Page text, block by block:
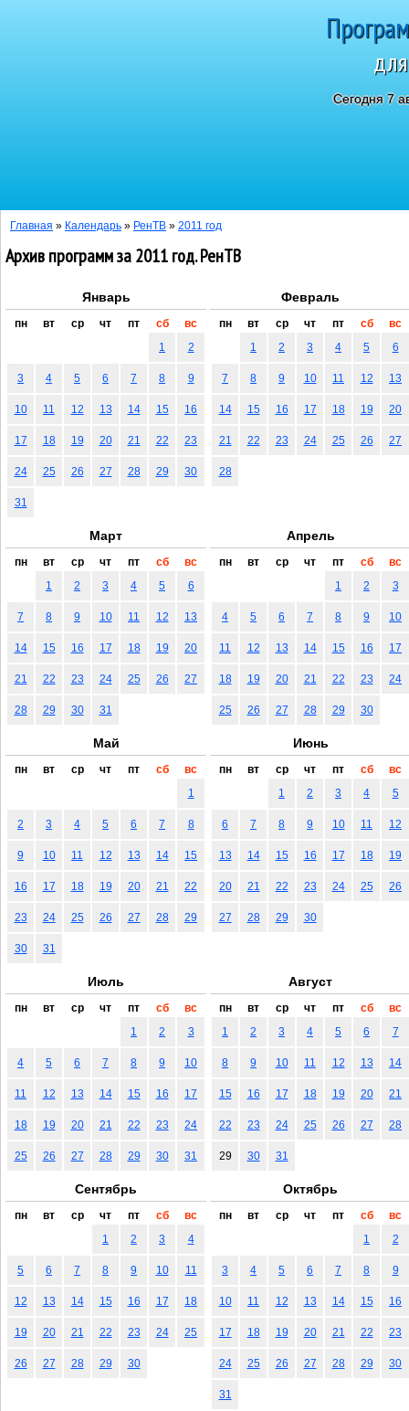
Сегодня 7
Главная » Календарь » РенТВ » 2011 год
Архив программ за 2011 год. РенТВ
Январь
пн вт ср чт пт сб
вс
1
2
3 4 5 6 7 8 9
10 11 12 13 14 15 16
17 18 19 20 21 22 23
24 25 26 27 28 29 30
31
Февраль
пн вт ср чт пт сб
вс
1
2 3 4 5 6
7 8 9 10 11 12 13
14 15 16 17 18 19 20
21 22 23 24 25 26 27
28
Март
пн вт ср чт пт сб
вс
1
2 3 4 5 6
7 8 9 10 11 12 13
14 15 16 17 18 19 20
21 22 23 24 25 26 27
28 29 30 31
Апрель
пн вт ср чт пт сб
вс
1
2 3
4 5 6 7 8 9 10
11 12 13 14 15 16 17
18 19 20 21 22 23 24
25 26 27 28 29 30
Май
пн вт ср чт пт сб
вс
1
2 3 4 5 6 7 8
9 10 11 12 13 14 15
16 17 18 19 20 21 22
23 24 25 26 27 28 29
30 31
Июнь
пн вт ср чт пт сб
вс
1
2 3 4 5
6 7 8 9 10 11 12
13 14 15 16 17 18 19
20 21 22 23 24 25 26
27 28 29 30
Июль
пн вт ср чт пт сб
вс
1
2 3
4 5 6 7 8 9 10
11 12 13 14 15 16 17
18 19 20 21 22 23 24
25 26 27 28 29 30 31
Август
пн вт ср чт пт сб
вс
1
2 3 4 5 6 7
8 9 10 11 12 13 14
15 16 17 18 19 20 21
22 23 24 25 26 27 28
29 30 31
Сентябрь
пн вт ср чт пт сб
вс
1
2 3 4
5 6 7 8 9 10 11
12 13 14 15 16 17 18
19 20 21 22 23 24 25
26 27 28 29 30
Октябрь
пн вт ср чт пт сб
вс
1
2
3 4 5 6 7 8 9
10 11 12 13 14 15 16
17 18 19 20 21 22 23
24 25 26 27 28 29 30
31